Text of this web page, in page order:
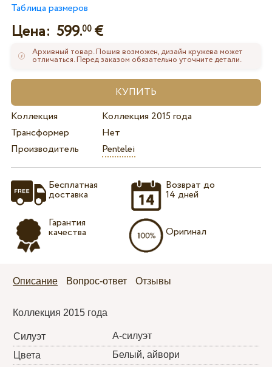
Таблица размеров
Цена: 599.00€
Архивный товар. Пошив возможен, дизайн кружева может
отличаться. Перед заказом обязательно уточните детали.
Коллекция
Коллекция 2015 года
Трансформер
Нет
Производитель
Pentelei
Бесплатная
доставка
Гарантия
качества
Возврат до
14 дней
Оригинал
Описание Вопрос-ответ Отзывы
Коллекция 2015 года
Силуэт
А-силуэт
Цвета
Белый, айвори